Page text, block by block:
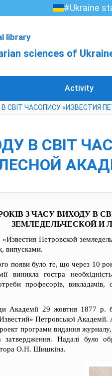
#Ukraine
library
sciences of
Activity
В СВІТ ЧАСОПИСУ «ИЗВЕСТИЯ
В СВІТ
РОКІВ З ЧАСУ ВИХОДУ В
ЗЕМЛЕДЕЛЬЧЕСКОЙ И
Петровской
випусками.
появи було те, що через 10
виникла гостра
професорів, викладачів,
Академії 29 жовтня 1877 р.
Петровської Академії.
програми видання
затвердження. Надалі було
О.Н. Шишкіна.